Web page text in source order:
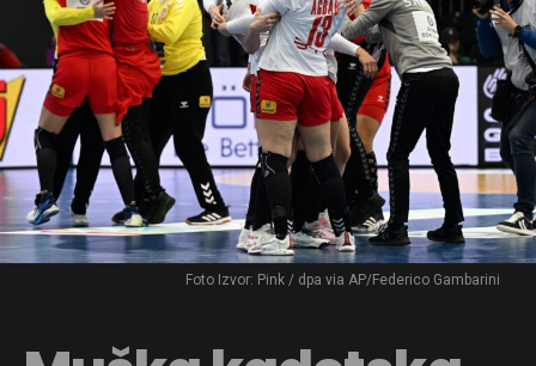
Foto Izvor: Pink / dpa via AP/Federico Gambarini